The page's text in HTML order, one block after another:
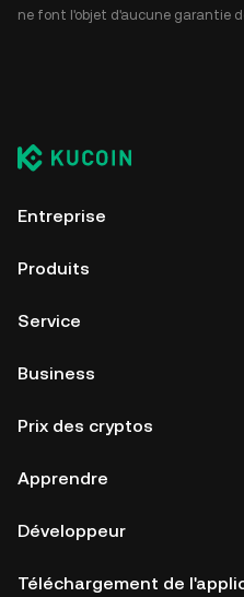
ne font l'objet d'aucune garantie
Entreprise
Produits
Service
Business
Prix des cryptos
Apprendre
Développeur
Téléchargement de